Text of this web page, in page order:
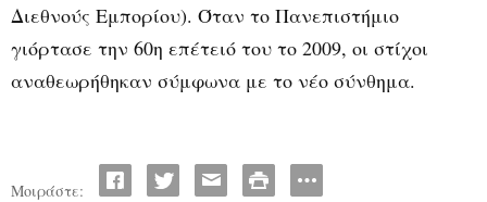
Διεθνούς Εμπορίου). Όταν το Πανεπιστήμιο
γιόρτασε την 60η επέτειό του το 2009, οι στίχοι
αναθεωρήθηκαν σύμφωνα με το νέο σύνθημα.
Μοιράστε: